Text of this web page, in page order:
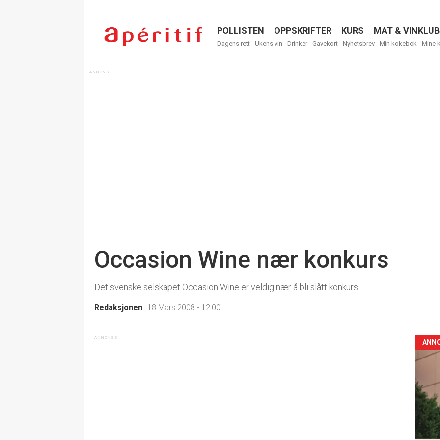
Menu
POLLISTEN OPPSKRIFTER KURS MAT &
Dagens rett Ukens vin Drinker Gavekort Nyhetsbrev Min kokebok Mine
Occasion Wine nær konkurs
Det svenske selskapet Occasion Wine er veldig nær å bli slått konkurs.
Redaksjonen 18 Mars 2008 - 12:00